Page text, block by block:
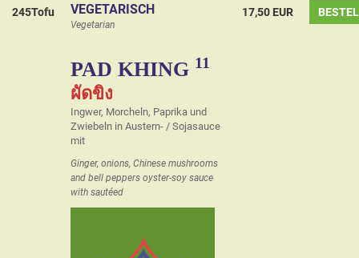
245Tofu VEGETARISCH
Vegetarian
17,50 EUR
PAD KHING 11
ผัดขิง
Ingwer, Morcheln, Paprika und
Zwiebeln in Austern- / Sojasauce
mit
Ginger, onions, Chinese mushrooms
and bell peppers oyster-soy sauce
with sautéed